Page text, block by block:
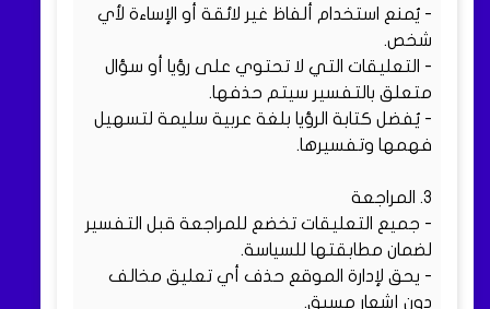
- يُمنع استخدام ألفاظ غير لائقة أو الإساءة لأي
شخص.
- التعليقات التي لا تحتوي على رؤيا أو سؤال
متعلق بالتفسير سيتم حذفها.
- يُفضل كتابة الرؤيا بلغة عربية سليمة لتسهيل
فهمها وتفسيرها.
3. المراجعة
- جميع التعليقات تخضع للمراجعة قبل التفسير
لضمان مطابقتها للسياسة.
- يحق لإدارة الموقع حذف أي تعليق مخالف
دون إشعار مسبق.